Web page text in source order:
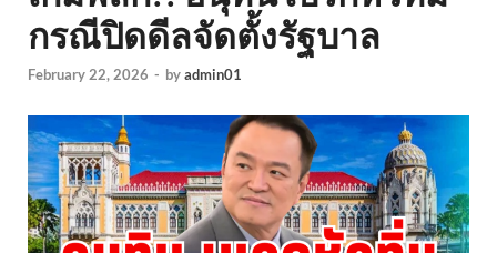
กรณีปิดดีลจัดตั้งรัฐบาล
February 22, 2026 - byadmin01